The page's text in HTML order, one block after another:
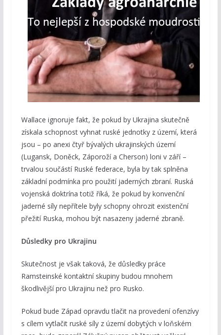
Wallace ignoruje fakt, že pokud by Ukrajina skutečně
získala schopnost vyhnat ruské jednotky z území, která
jsou – po anexi čtyř bývalých ukrajinských území
(Lugansk, Doněck, Záporoží a Cherson) loni v září –
trvalou součástí Ruské federace, byla by tak splněna
základní podmínka pro použití jaderných zbraní. Ruská
vojenská doktrína totiž říká, že pokud by konvenční
jaderné síly nepřítele byly schopny ohrozit existenční
přežití Ruska, mohou být nasazeny jaderné zbraně.
Důsledky pro Ukrajinu
Skutečnost je však taková, že důsledky práce
Ramsteinské kontaktní skupiny budou mnohem
škodlivější pro Ukrajinu než pro Rusko.
Pokud bude Západ opravdu tlačit na provedení ofenzívy
s cílem vytlačit ruské síly z území dobytých v loňském